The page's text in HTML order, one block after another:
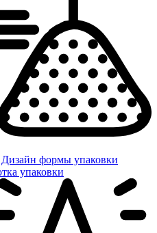
Дизайн формы упаковки
упаковки